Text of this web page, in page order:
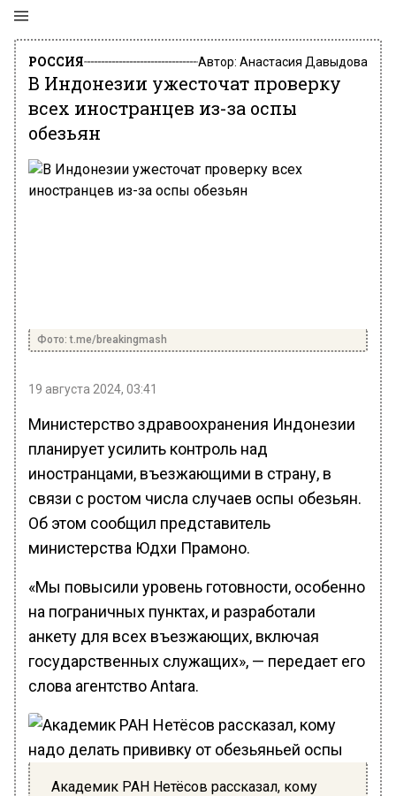
РОССИЯ Автор: Анастасия Давыдова
В Индонезии ужесточат проверку
всех иностранцев из-за оспы
обезьян
Фото: t.me/breakingmash
19 августа 2024, 03:41
Министерство здравоохранения Индонезии
планирует усилить контроль над
иностранцами, въезжающими в страну, в
связи с ростом числа случаев оспы обезьян.
Об этом сообщил представитель
министерства Юдхи Прамоно.
«Мы повысили уровень готовности, особенно
на пограничных пунктах, и разработали
анкету для всех въезжающих, включая
государственных служащих», — передает его
слова агентство Antara.
Академик РАН Нетёсов рассказал, кому